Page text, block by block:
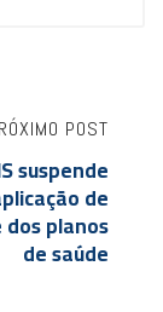
POST
suspende
de
planos
de saúde